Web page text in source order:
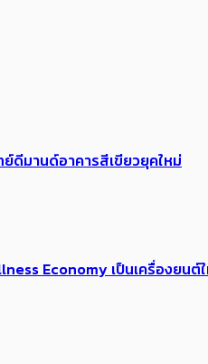
ย์ดีมานด์อาคารสีเขียวยุคใหม่
Economy เป็นเครื่องยนต์